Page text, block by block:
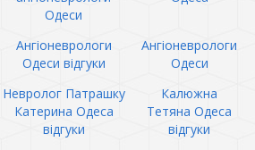
Одеси
Ангіоневрологи
Одеси відгуки
Ангіоневрологи
Одеси
Невролог Патрашку
Катерина Одеса
відгуки
Калюжна
Тетяна Одеса
відгуки